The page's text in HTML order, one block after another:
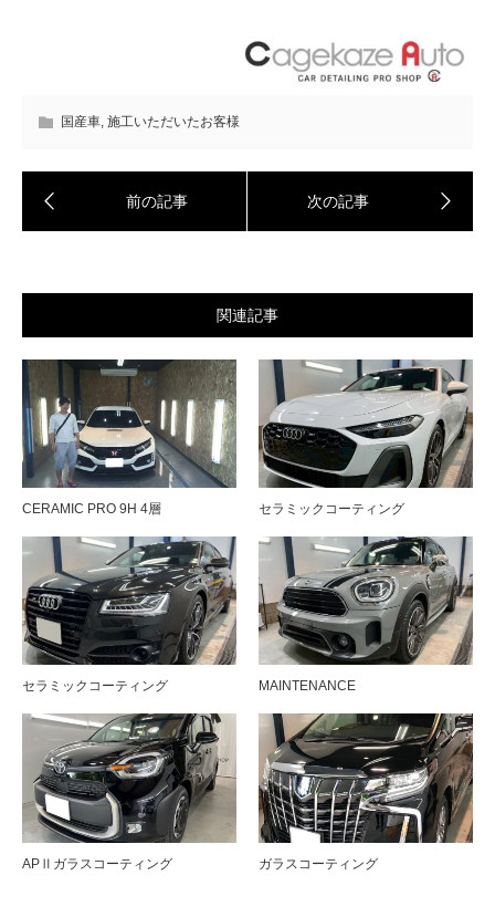
国産車 施工いただいたお客様
関連記事
CERAMIC PRO 9H 4層 セラミックコーティング
セラミックコーティング MAINTENANCE
APⅡガラスコーティング ガラスコーティング